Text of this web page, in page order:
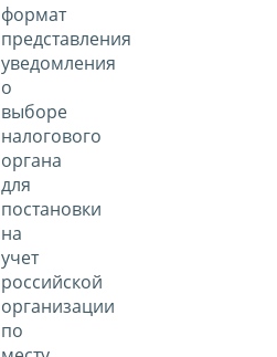
формат
представления
уведомления
о
выборе
налогового
органа
для
постановки
на
учет
российской
организации
по